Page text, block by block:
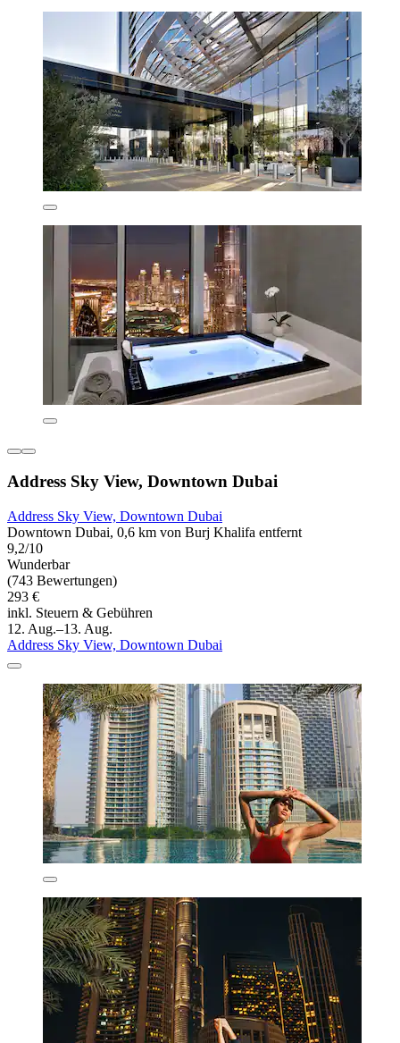
Address Sky View, Downtown Dubai
Address Sky View, Downtown Dubai
Downtown Dubai, 0,6 km von Burj Khalifa entfernt
9,2/10
Wunderbar
(743 Bewertungen)
293 €
inkl. Steuern & Gebühren
12. Aug.–13. Aug.
Address Sky View, Downtown Dubai